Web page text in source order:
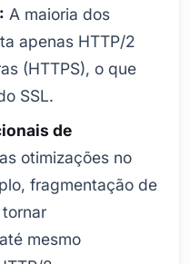
A maioria dos
apenas HTTP/2
(HTTPS), o que
SSL.
de
otimizações no
fragmentação de
mesmo